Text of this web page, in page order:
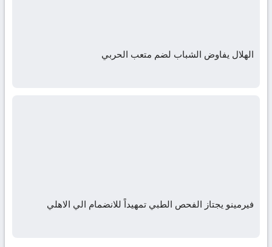
الهلال يفاوض الشباب لضم متعب الحربي
فيرمينو يجتاز الفحص الطبي تمهيداً للانضمام الي الاهلي